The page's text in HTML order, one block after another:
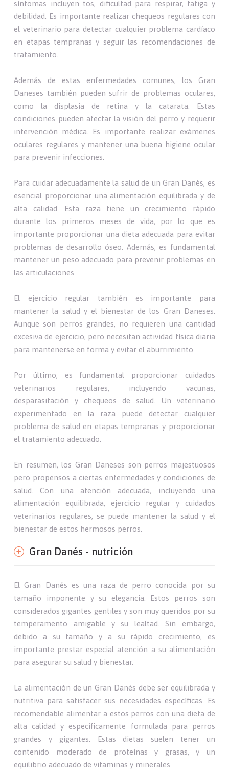
síntomas incluyen tos, dificultad para respirar, fatiga y
debilidad. Es importante realizar chequeos regulares con
el veterinario para detectar cualquier problema cardíaco
en etapas tempranas y seguir las recomendaciones de
tratamiento.
Además de estas enfermedades comunes, los Gran
Daneses también pueden sufrir de problemas oculares,
como la displasia de retina y la catarata. Estas
condiciones pueden afectar la visión del perro y requerir
intervención médica. Es importante realizar exámenes
oculares regulares y mantener una buena higiene ocular
para prevenir infecciones.
Para cuidar adecuadamente la salud de un Gran Danés, es
esencial proporcionar una alimentación equilibrada y de
alta calidad. Esta raza tiene un crecimiento rápido
durante los primeros meses de vida, por lo que es
importante proporcionar una dieta adecuada para evitar
problemas de desarrollo óseo. Además, es fundamental
mantener un peso adecuado para prevenir problemas en
las articulaciones.
El ejercicio regular también es importante para
mantener la salud y el bienestar de los Gran Daneses.
Aunque son perros grandes, no requieren una cantidad
excesiva de ejercicio, pero necesitan actividad física diaria
para mantenerse en forma y evitar el aburrimiento.
Por último, es fundamental proporcionar cuidados
veterinarios regulares, incluyendo vacunas,
desparasitación y chequeos de salud. Un veterinario
experimentado en la raza puede detectar cualquier
problema de salud en etapas tempranas y proporcionar
el tratamiento adecuado.
En resumen, los Gran Daneses son perros majestuosos
pero propensos a ciertas enfermedades y condiciones de
salud. Con una atención adecuada, incluyendo una
alimentación equilibrada, ejercicio regular y cuidados
veterinarios regulares, se puede mantener la salud y el
bienestar de estos hermosos perros.
Gran Danés - nutrición
El Gran Danés es una raza de perro conocida por su
tamaño imponente y su elegancia. Estos perros son
considerados gigantes gentiles y son muy queridos por su
temperamento amigable y su lealtad. Sin embargo,
debido a su tamaño y a su rápido crecimiento, es
importante prestar especial atención a su alimentación
para asegurar su salud y bienestar.
La alimentación de un Gran Danés debe ser equilibrada y
nutritiva para satisfacer sus necesidades específicas. Es
recomendable alimentar a estos perros con una dieta de
alta calidad y específicamente formulada para perros
grandes y gigantes. Estas dietas suelen tener un
contenido moderado de proteínas y grasas, y un
equilibrio adecuado de vitaminas y minerales.